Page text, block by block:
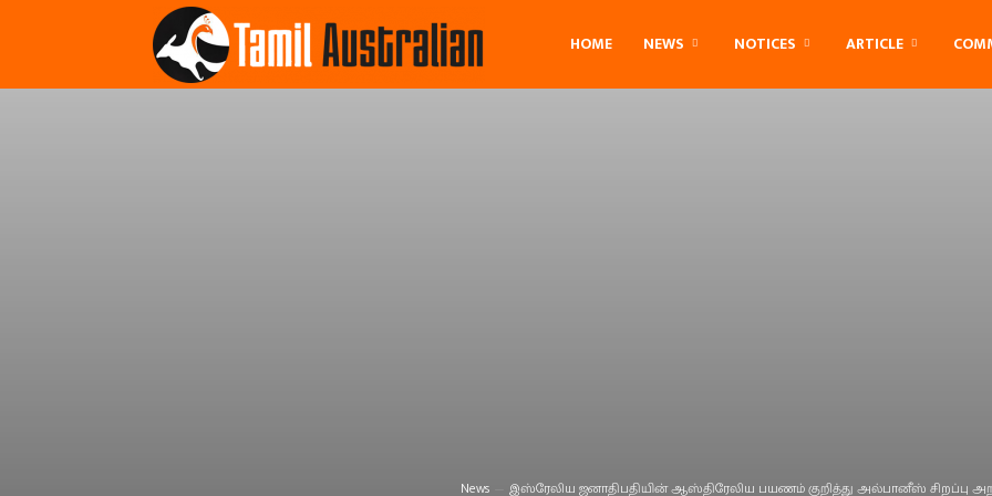
HOME NEWS NOTICES ARTICLE
News இஸ்ரேலிய ஜனாதிபதியின் ஆஸ்திரேலிய பயணம் குறித்து அல்பானீஸ் சிறப்பு